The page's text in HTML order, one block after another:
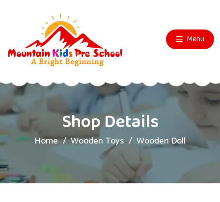
Menu
Shop Details
Home Wooden Toys Wooden Doll